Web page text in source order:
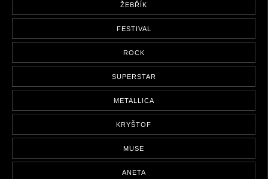
ŽEBŘÍK
FESTIVAL
ROCK
SUPERSTAR
METALLICA
KRYŠTOF
MUSE
ANETA